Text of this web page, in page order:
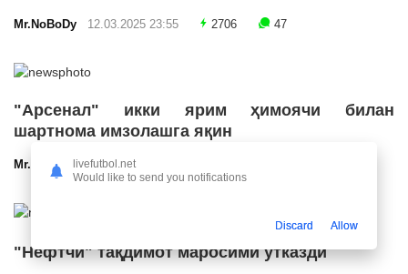
Mr.NoBoDy 12.03.2025 23:55 2706 47
"Арсенал" икки ярим ҳимоячи билан
шартнома имзолашга яқин
Mr.NoBoDy12.03.2025 23:24
"Нефтчи" тақдимот маросими ўтказди
livefutbol.net
Would like to send you notifications
Discard Allow